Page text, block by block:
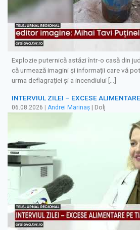
Explozie puternică astăzi într-o casă din
că urmează imagini și informații care vă
urma deflagrației și a incendiului […]
INTERVIUL ZILEI – EXCESE
06.08.2026 | Andrei Marinaș | Dolj